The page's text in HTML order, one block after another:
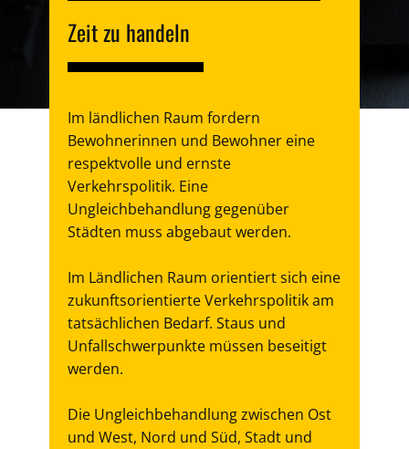
Zeit zu handeln
Im ländlichen Raum fordern
Bewohnerinnen und Bewohner eine
respektvolle und ernste
Verkehrspolitik. Eine
Ungleichbehandlung gegenüber
Städten muss abgebaut werden.
Im Ländlichen Raum orientiert sich eine
zukunftsorientierte Verkehrspolitik am
tatsächlichen Bedarf. Staus und
Unfallschwerpunkte müssen beseitigt
werden.
Die Ungleichbehandlung zwischen Ost
und West, Nord und Süd, Stadt und